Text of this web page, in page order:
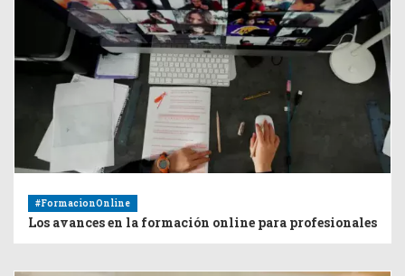
#FormacionOnline
Los avances en la formación online para profesionales